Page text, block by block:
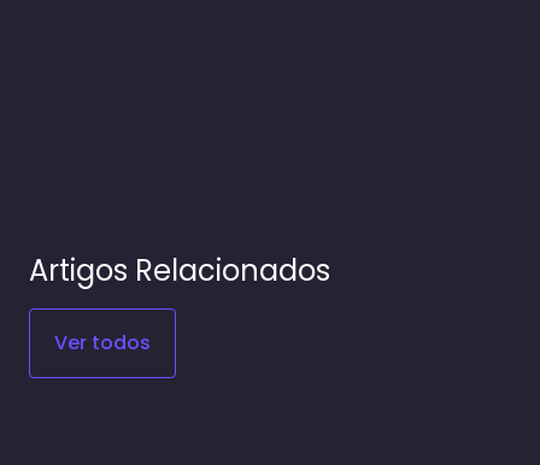
Artigos Relacionados
Ver todos